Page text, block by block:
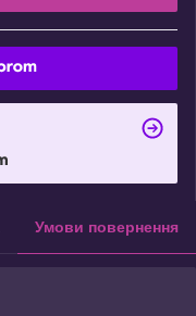
Умови повернення